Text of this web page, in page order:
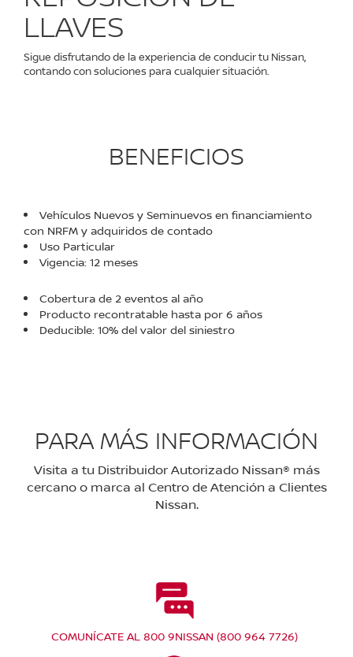
LLAVES
Sigue disfrutando de la experiencia de conducir tu Nissan,
contando con soluciones para cualquier situación.
BENEFICIOS
Vehículos Nuevos y Seminuevos en financiamiento
con NRFM y adquiridos de contado
Uso Particular
Vigencia: 12 meses
Cobertura de 2 eventos al año
Producto recontratable hasta por 6 años
Deducible: 10% del valor del siniestro
PARA MÁS INFORMACIÓN
Visita a tu Distribuidor Autorizado Nissan® más
cercano o marca al Centro de Atención a Clientes
Nissan.
COMUNÍCATE AL 800 9NISSAN (800 964 7726)